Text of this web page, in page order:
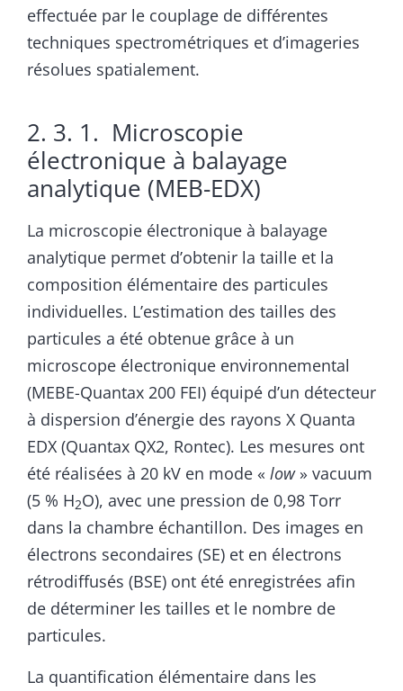
effectuée par le couplage de différentes
techniques spectrométriques et d’imageries
résolues spatialement.
2. 3. 1. Microscopie
électronique à balayage
analytique (MEB-EDX)
La microscopie électronique à balayage
analytique permet d’obtenir la taille et la
composition élémentaire des particules
individuelles. L’estimation des tailles des
particules a été obtenue grâce à un
microscope électronique environnemental
(MEBE-Quantax 200 FEI) équipé d’un détecteur
à dispersion d’énergie des rayons X Quanta
EDX (Quantax QX2, Rontec). Les mesures ont
été réalisées à 20 kV en mode « low» vacuum
(5 % H2O), avec une pression de 0,98 Torr
dans la chambre échantillon. Des images en
électrons secondaires (SE) et en électrons
rétrodiffusés (BSE) ont été enregistrées afin
de déterminer les tailles et le nombre de
particules.
La quantification élémentaire dans les